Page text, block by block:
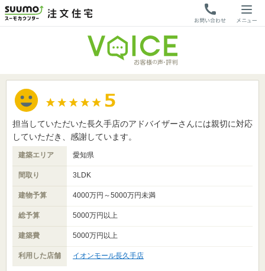
担当していただいた長久手店のアドバイザーさんには親切に対応
していただき、感謝しています。
建築エリア 愛知県
間取り 3LDK
建物予算 4000万円～5000万円未満
総予算 5000万円以上
建築費 5000万円以上
利用した店舗 イオンモール長久手店